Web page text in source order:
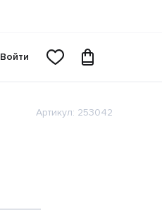
Войти
Артикул: 253042